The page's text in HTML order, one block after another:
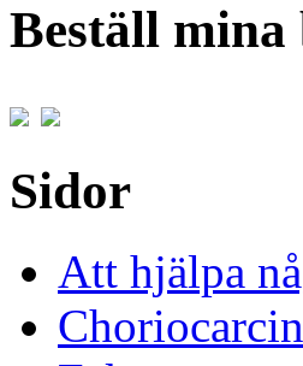
Beställ mina
Sidor
Att hjälpa